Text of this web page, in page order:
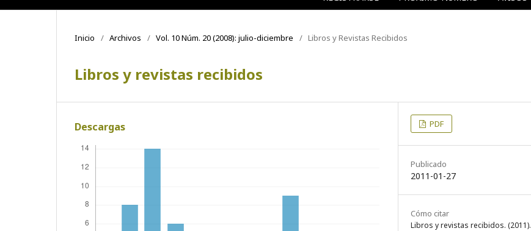
Inicio / Archivos / Vol. 10 Núm. 20 (2008): julio-diciembre / Libros y Revistas Recibidos
Libros y revistas recibidos
Descargas PDF
Publicado
2011-01-27
Cómo citar
Libros y revistas recibidos. (2011).